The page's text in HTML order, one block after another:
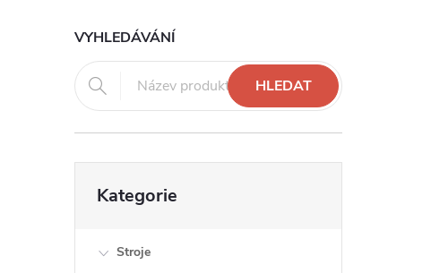
P
o
s
VYHLEDÁVÁNÍ
HLEDAT
kategorie
Kategorie
Stroje